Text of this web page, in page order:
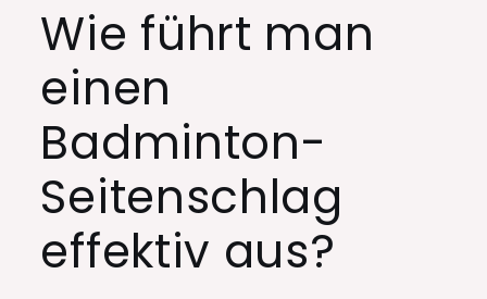
Wie führt man
einen
Badminton-
Seitenschlag
effektiv aus?